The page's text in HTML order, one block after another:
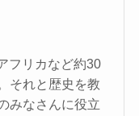
フリカなど約30
それと歴史を教
みなさんに役立